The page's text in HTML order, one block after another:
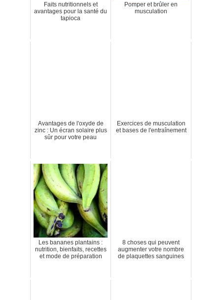
Faits nutritionnels et
avantages pour la santé du
tapioca
Pomper et brûler en
musculation
Avantages de l'oxyde de
zinc : Un écran solaire plus
sûr pour votre peau
Exercices de musculation
et bases de l'entraînement
Les bananes plantains :
nutrition, bienfaits, recettes
et mode de préparation
8 choses qui peuvent
augmenter votre nombre
de plaquettes sanguines